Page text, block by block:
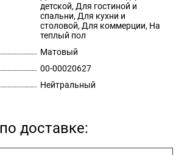
детской, Для гостиной и
спальни, Для кухни и
столовой, Для коммерции, На
теплый пол
Матовый
00-00020627
Нейтральный
доставке: